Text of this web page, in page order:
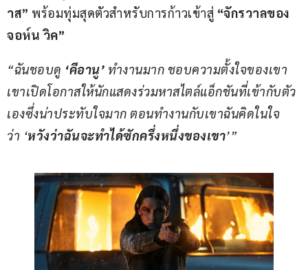
าส” พร้อมทุ่มสุดตัวสำหรับการก้าวเข้าสู่ “จักรวาลของ
จอห์น วิค”
“ฉันชอบดู ‘คีอานู’ ทำงานมาก ชอบความตั้งใจของเขา
เขาเปิดโอกาสให้นักแสดงร่วมหาสไตล์แอ็กชันที่เข้ากับตัว
เองซึ่งน่าประทับใจมาก ตอนทำงานกับเขาฉันคิดในใจ
ว่า ‘หวังว่าฉันจะทำได้ซักครึ่งหนึ่งของเขา’”